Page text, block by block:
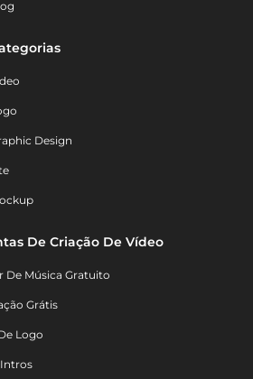
Design
De Criação De Vídeo
De Música Gratuito
Grátis
Logo